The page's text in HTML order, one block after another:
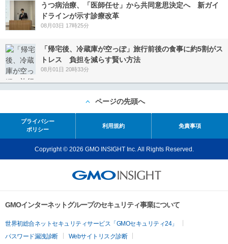
うつ病治療、「医師任せ」から共同意思決定へ 新ガイ
ドラインが示す診療改革
08月03日 17時25分
「帰宅後、冷蔵庫が空っぽ」旅行前後の食事に約5割がス
トレス 負担を減らす賢い方法
08月01日 20時33分
ページの先頭へ
プライバシー
ポリシー
利用規約 免責事項
Copyright © 2026 GMO INSIGHT Inc. All Rights Reserved.
GMOインターネットグループのセキュリティ事業について
世界初総合ネットセキュリティサービス「GMOセキュリティ24」
パスワード漏洩診断
Webサイトリスク診断